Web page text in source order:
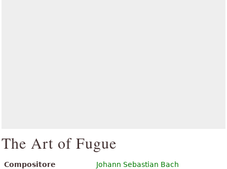
The Art of Fugue
Compositore
Johann Sebastian Bach